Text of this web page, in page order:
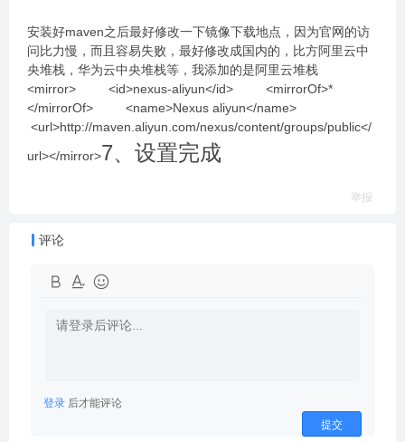
安装好maven之后最好修改一下镜像下载地点，因为官网的访
问比力慢，而且容易失败，最好修改成国内的，比方阿里云中
央堆栈，华为云中央堆栈等，我添加的是阿里云堆栈
<mirror> <id>nexus-aliyun</id> <mirrorOf>*
</mirrorOf> <name>Nexus aliyun</name>
<url>http://maven.aliyun.com/nexus/content/groups/public</
url></mirror>7、设置完成
举报
评论
登录 后才能评论
提交